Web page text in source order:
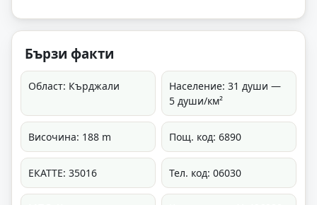
Бързи факти
Област: Кърджали
Население: 31 души —
5 души/км²
Височина: 188 m Пощ. код: 6890
ЕКАТТЕ: 35016 Тел. код: 06030